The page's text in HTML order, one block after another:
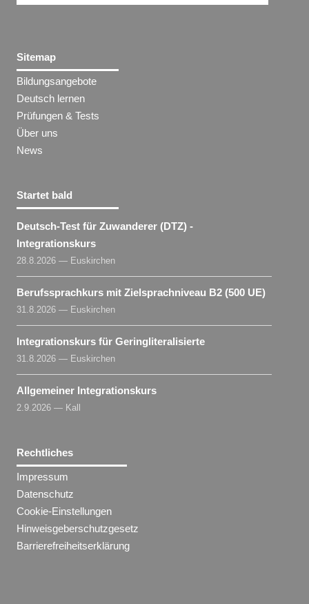
Sitemap
Bildungsangebote
Deutsch lernen
Prüfungen & Tests
Über uns
News
Startet bald
Deutsch-Test für Zuwanderer (DTZ) -
Integrationskurs
28.8.2026 — Euskirchen
Berufssprachkurs mit Zielsprachniveau B2 (500 UE)
31.8.2026 — Euskirchen
Integrationskurs für Geringliteralisierte
31.8.2026 — Euskirchen
Allgemeiner Integrationskurs
2.9.2026 — Kall
Rechtliches
Impressum
Datenschutz
Cookie-Einstellungen
Hinweisgeberschutzgesetz
Barrierefreiheitserklärung